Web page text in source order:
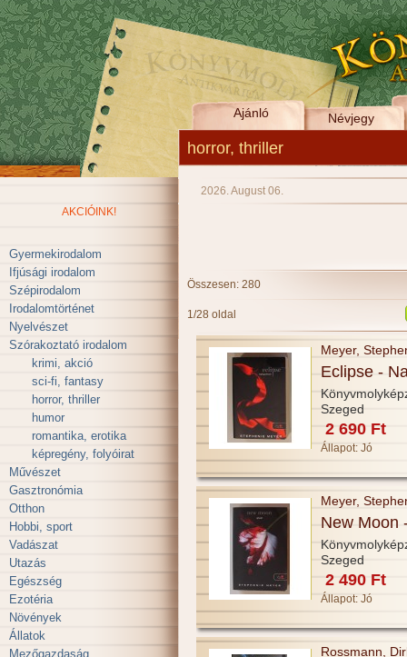
Ajánló Névjegy
horror, thriller
AKCIÓINK!
Gyermekirodalom
Ifjúsági irodalom
Szépirodalom
Irodalomtörténet
Nyelvészet
Szórakoztató irodalom
krimi, akció
sci-fi, fantasy
horror, thriller
humor
romantika, erotika
képregény, folyóirat
Művészet
Gasztronómia
Otthon
Hobbi, sport
Vadászat
Utazás
Egészség
Ezotéria
Növények
Állatok
Mezőgazdaság
2026. August 06.
Összesen: 280
1/28 oldal
Meyer,
Eclipse -
Szeged
2 690 Ft
Állapot: Jó
Meyer,
New Moon
Szeged
2 490 Ft
Állapot: Jó
Rossmann,